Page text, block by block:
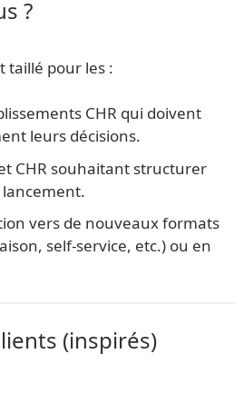
?
taillé pour les :
CHR qui doivent
leurs décisions.
CHR souhaitant structurer
vers de nouveaux formats
self-service, etc.) ou en
(inspirés)